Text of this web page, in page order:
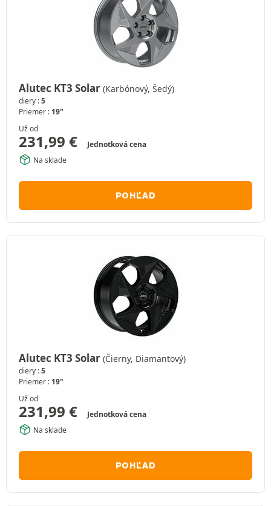
Alutec KT3 Solar (Karbónový, Šedý)
diery :5
Priemer : 19"
Už od
231,99 €
Jednotková cena
Na sklade
POHĽAD
Alutec KT3 Solar (Čierny, Diamantový)
diery :5
Priemer : 19"
Už od
231,99 €
Jednotková cena
Na sklade
POHĽAD